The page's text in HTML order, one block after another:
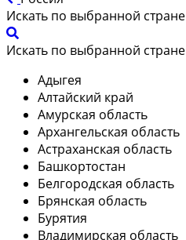
Искать по выбранной стране
Искать по выбранной стране
Адыгея
Алтайский край
Амурская область
Архангельская область
Астраханская область
Башкортостан
Белгородская область
Брянская область
Бурятия
Владимирская область